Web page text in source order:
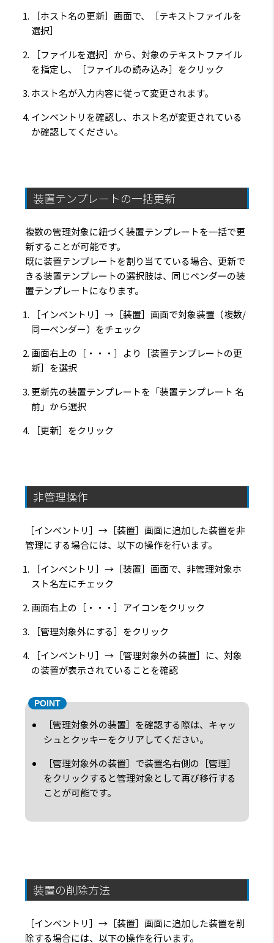
［ホスト名の更新］画面で、［テキストファイルを
選択］
［ファイルを選択］から、対象のテキストファイル
を指定し、［ファイルの読み込み］をクリック
ホスト名が入力内容に従って変更されます。
インベントリを確認し、ホスト名が変更されている
か確認してください。
装置テンプレートの一括更新
複数の管理対象に紐づく装置テンプレートを一括で更
新することが可能です。
既に装置テンプレートを割り当てている場合、更新で
きる装置テンプレートの選択肢は、同じベンダーの装
置テンプレートになります。
［インベントリ］→［装置］画面で対象装置（複数/
同一ベンダー）をチェック
画面右上の［・・・］より［装置テンプレートの更
新］を選択
更新先の装置テンプレートを「装置テンプレート 名
前」から選択
［更新］をクリック
非管理操作
［インベントリ］→［装置］画面に追加した装置を非
管理にする場合には、以下の操作を行います。
［インベントリ］→［装置］画面で、非管理対象ホ
スト名左にチェック
画面右上の［・・・］アイコンをクリック
［管理対象外にする］をクリック
［インベントリ］→［管理対象外の装置］に、対象
の装置が表示されていることを確認
［管理対象外の装置］を確認する際は、キャッ
シュとクッキーをクリアしてください。
［管理対象外の装置］で装置名右側の［管理］
をクリックすると管理対象として再び移行する
ことが可能です。
装置の削除方法
［インベントリ］→［装置］画面に追加した装置を削
除する場合には、以下の操作を行います。